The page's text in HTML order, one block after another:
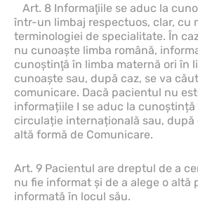
Art. 8 Informaţiile se aduc la
într-un limbaj respectuos, clar, cu
terminologiei de specialitate. În
nu cunoaşte limba română,
cunoştinţă în limba maternă ori în
cunoaşte sau, după caz, se va
comunicare. Dacă pacientul nu
informațiile I se aduc la
circulație internațională sau, după
altă formă de Comunicare.
Art. 9 Pacientul are dreptul de a
nu fie informat şi de a alege o altă
informată în locul său.